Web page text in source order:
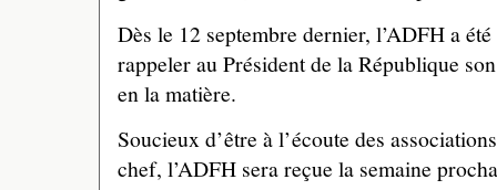
Dès le 12 septembre dernier, l’ADFH a
rappeler au Président de la République
en la matière.
Soucieux d’être à l’écoute des
chef, l’ADFH sera reçue la semaine